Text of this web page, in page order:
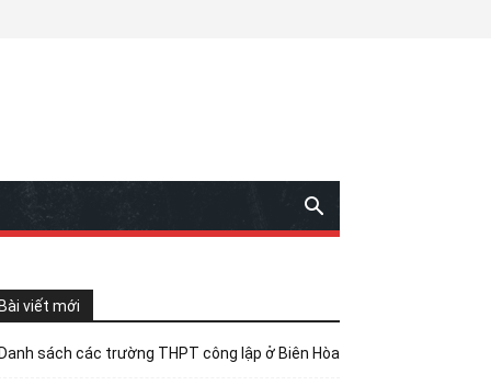
Bài viết mới
Danh sách các trường THPT công lập ở Biên Hòa